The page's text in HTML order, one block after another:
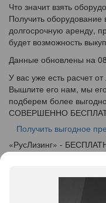
Что значит взять
Получить оборудование
долгосрочную аренду,
будет возможность
Данные обновлены на
У вас уже есть расчет
Вышлите его нам, мы
подберем более
СОВЕРШЕННО
Получить выгодное
«РусЛизинг» -
+7 (495) 103-49-76
143405, Московская